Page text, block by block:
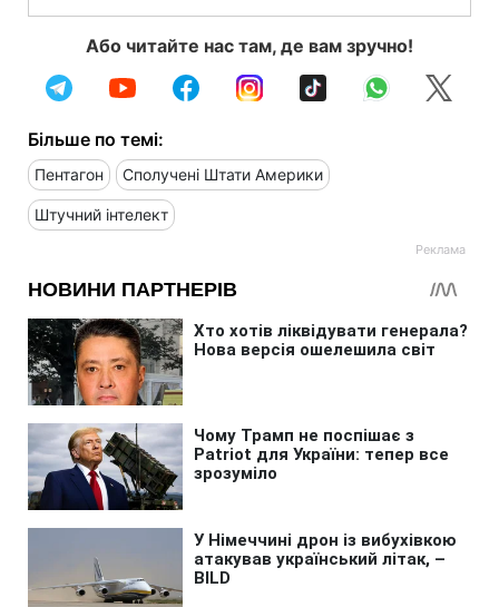
Або читайте нас там, де вам зручно!
Більше по темі:
Пентагон Сполучені Штати Америки
Штучний інтелект